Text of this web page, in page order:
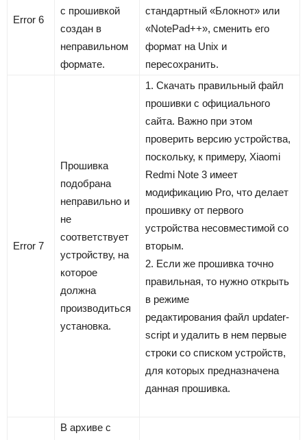
Error 6
с прошивкой
создан в
неправильном
формате.
стандартный «Блокнот» или
«NotePad++», сменить его
формат на Unix и
пересохранить.
Error 7
Прошивка
подобрана
неправильно и
не
соответствует
устройству, на
которое
должна
производиться
установка.
1. Скачать правильный файл
прошивки с официального
сайта. Важно при этом
проверить версию устройства,
поскольку, к примеру, Xiaomi
Redmi Note 3 имеет
модификацию Pro, что делает
прошивку от первого
устройства несовместимой со
вторым.
2. Если же прошивка точно
правильная, то нужно открыть
в режиме
редактирования файл updater-
script и удалить в нем первые
строки со списком устройств,
для которых предназначена
данная прошивка.
В архиве с